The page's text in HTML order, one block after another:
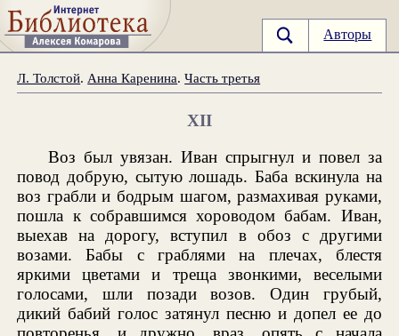
Авторы
Л. Толстой. Анна Каренина.Часть третья
XII
Воз был увязан. Иван спрыгнул и повел за
повод добрую, сытую лошадь. Баба вскинула на
воз грабли и бодрым шагом, размахивая руками,
пошла к собравшимся хороводом бабам. Иван,
выехав на дорогу, вступил в обоз с другими
возами. Бабы с граблями на плечах, блестя
яркими цветами и треща звонкими, веселыми
голосами, шли позади возов. Один грубый,
дикий бабий голос затянул песню и допел ее до